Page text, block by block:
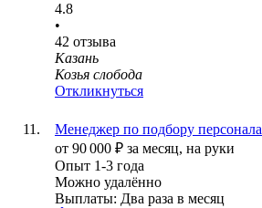
4.8
•
42 отзыва
Казань
Козья слобода
Откликнуться
Менеджер по подбору персонала
от 90 000 ₽ за месяц, на руки
Опыт 1-3 года
Можно удалённо
Выплаты: Два раза в месяц